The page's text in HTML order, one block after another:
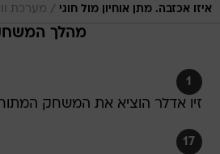
איזו אכזבה. מתן אוחיון מול חוגי / מערכת
מהלך
1
זיו אדלר הוציא את המשחק
17